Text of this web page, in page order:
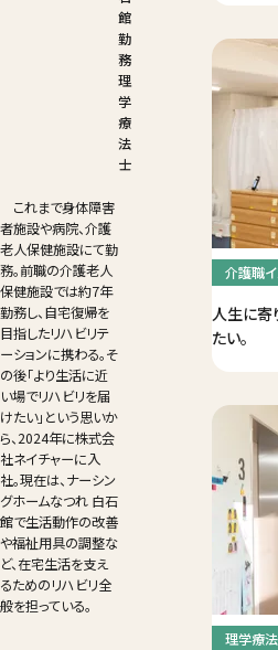
館
勤
務
理
学
療
法
士
これまで身体障害
者施設や病院、介護
老人保健施設にて勤
務。前職の介護老人
保健施設では約7年
勤務し、自宅復帰を
目指したリハビリテ
ーションに携わる。そ
の後「より生活に近
い場でリハビリを届
けたい」という思いか
ら、2024年に株式会
社ネイチャーに入
社。現在は、ナーシン
グホームなつれ 白石
館で生活動作の改善
や福祉用具の調整な
ど、在宅生活を支え
るためのリハビリ全
般を担っている。
介護職
人生に寄
たい。
理学療